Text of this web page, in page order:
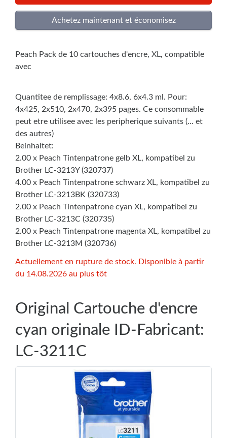
Peach Pack de 10 cartouches d'encre, XL, compatible
avec
Quantitee de remplissage: 4x8.6, 6x4.3 ml. Pour:
4x425, 2x510, 2x470, 2x395 pages. Ce consommable
peut etre utilisee avec les peripherique suivants (... et
des autres)
Beinhaltet:
2.00 x Peach Tintenpatrone gelb XL, kompatibel zu
Brother LC-3213Y (320737)
4.00 x Peach Tintenpatrone schwarz XL, kompatibel zu
Brother LC-3213BK (320733)
2.00 x Peach Tintenpatrone cyan XL, kompatibel zu
Brother LC-3213C (320735)
2.00 x Peach Tintenpatrone magenta XL, kompatibel zu
Brother LC-3213M (320736)
Actuellement en rupture de stock. Disponible à partir
du 14.08.2026 au plus tôt
Original Cartouche d'encre
cyan originale ID-Fabricant:
LC-3211C